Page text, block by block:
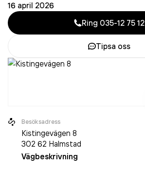
16 april 2026
Ring 035-12 75 12
Tipsa oss
Besöksadress
Kistingevägen 8
302 62 Halmstad
Vägbeskrivning